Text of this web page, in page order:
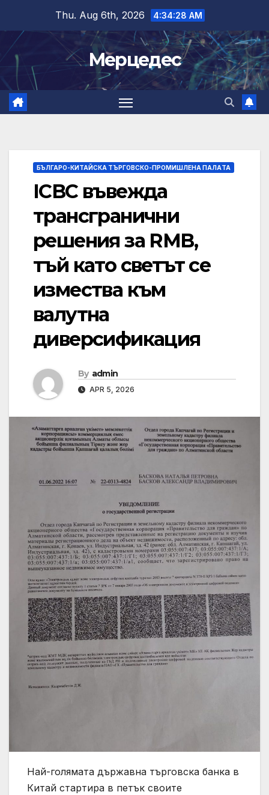
content
Thu. Aug 6th, 2026 4:34:29 AM
Мерцедес
БЪЛГАРО-КИТАЙСКА ТЪРГОВСКО-ПРОМИШЛЕНА ПАЛAТА
ICBC въвежда
трансгранични
решения за RMB,
тъй като светът се
измества към
валутна
диверсификация
By admin
APR 5, 2026
Най-голямата държавна търговска банка в
Китай стартира в петък своите